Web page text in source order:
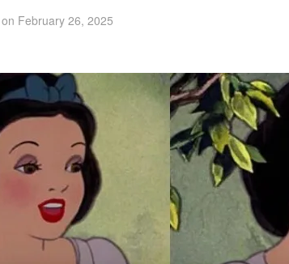
on February 26, 2025